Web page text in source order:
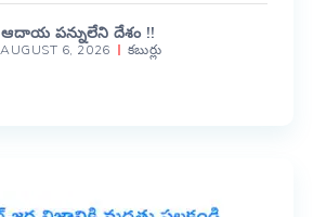
ఆదాయ పన్నులేని దేశం !!
AUGUST 6, 2026 కబుర్లు